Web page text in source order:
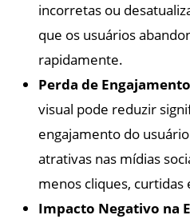
incorretas ou
que os usuários
rapidamente.
Perda de
visual pode reduzir
engajamento do
atrativas nas mídias
menos cliques,
Impacto Negativo na